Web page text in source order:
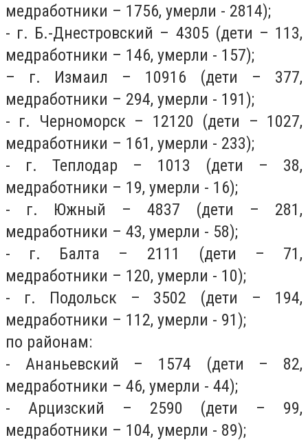
медработники – 1756, умерли - 2814);
- г. Б.-Днестровский – 4305 (дети – 113,
медработники – 146, умерли - 157);
– г. Измаил – 10916 (дети – 377,
медработники – 294, умерли - 191);
- г. Черноморск – 12120 (дети – 1027,
медработники – 161, умерли - 233);
- г. Теплодар – 1013 (дети – 38,
медработники – 19, умерли - 16);
- г. Южный – 4837 (дети – 281,
медработники – 43, умерли - 58);
- г. Балта – 2111 (дети – 71,
медработники – 120, умерли - 10);
- г. Подольск – 3502 (дети – 194,
медработники – 112, умерли - 91);
по районам:
- Ананьевский – 1574 (дети – 82,
медработники – 46, умерли - 44);
- Арцизский – 2590 (дети – 99,
медработники – 104, умерли - 89);